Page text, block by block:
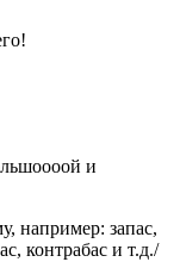
и
например: запас,
контрабас и т.д./